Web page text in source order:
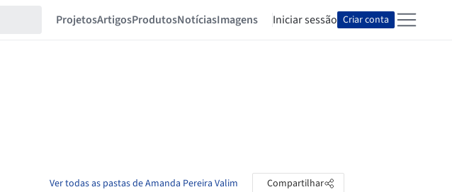
ProjetosArtigosProdutosNotíciasImagens Iniciar sessão Criar conta
Ver todas as pastas de Amanda Pereira Valim Compartilhar